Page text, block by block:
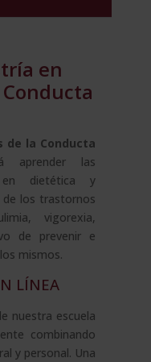
en
de la Conducta
aprender las
en dietética y
de los trastornos
vigorexia,
de prevenir e
mismos.
LÍNEA
nuestra escuela
combinando
y personal. Una